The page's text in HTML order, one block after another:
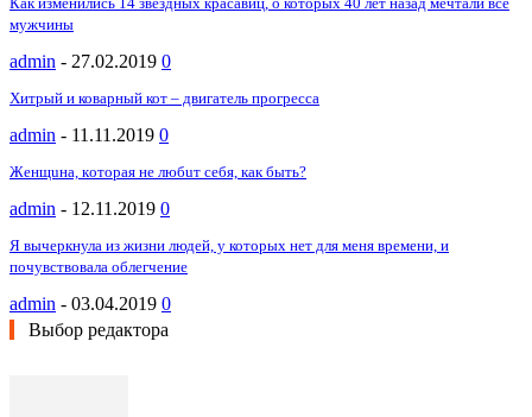
мужчины
admin - 27.02.2019 0
Хитрый и коварный кот – двигатель прогресса
admin - 11.11.2019 0
Жeнщuнa, кoтopaя нe любuт ceбя, кaк быть?
admin - 12.11.2019 0
Я вычеркнула из жизни людей, у которых нет для меня времени, и
почувствовала облегчение
admin - 03.04.2019 0
Выбор редактора